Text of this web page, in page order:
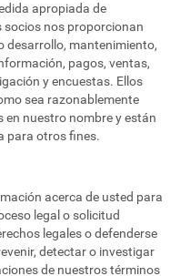
apropiada de
nos proporcionan
desarrollo, mantenimiento,
pagos, ventas,
y encuestas. Ellos
sea razonablemente
en nuestro nombre y están
para otros fines.
acerca de usted para
legal o solicitud
legales o defenderse
detectar o investigar
de nuestros términos